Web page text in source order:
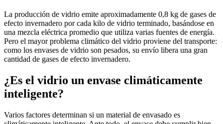
La producción de vidrio emite aproximadamente 0,8 kg de gases de
efecto invernadero por cada kilo de vidrio terminado, basándose en
una mezcla eléctrica promedio que utiliza varias fuentes de energía.
Pero el mayor problema climático del vidrio proviene del transporte:
como los envases de vidrio son pesados, su envío libera una gran
cantidad de gases de efecto invernadero.
¿Es el vidrio un envase climáticamente
inteligente?
Varios factores determinan si un material de envasado es